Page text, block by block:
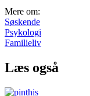
Mere om:
Søskende
Psykologi
Familieliv
Læs også